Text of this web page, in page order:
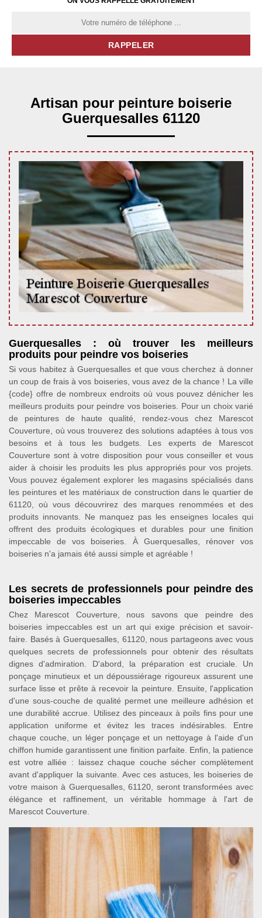
Artisan pour peinture boiserie
Guerquesalles 61120
Guerquesalles : où trouver les meilleurs
produits pour peindre vos boiseries
Si vous habitez à Guerquesalles et que vous cherchez à donner
un coup de frais à vos boiseries, vous avez de la chance ! La ville
{code} offre de nombreux endroits où vous pouvez dénicher les
meilleurs produits pour peindre vos boiseries. Pour un choix varié
de peintures de haute qualité, rendez-vous chez Marescot
Couverture, où vous trouverez des solutions adaptées à tous vos
besoins et à tous les budgets. Les experts de Marescot
Couverture sont à votre disposition pour vous conseiller et vous
aider à choisir les produits les plus appropriés pour vos projets.
Vous pouvez également explorer les magasins spécialisés dans
les peintures et les matériaux de construction dans le quartier de
61120, où vous découvrirez des marques renommées et des
produits innovants. Ne manquez pas les enseignes locales qui
offrent des produits écologiques et durables pour une finition
impeccable de vos boiseries. À Guerquesalles, rénover vos
boiseries n'a jamais été aussi simple et agréable !
Les secrets de professionnels pour peindre des
boiseries impeccables
Chez Marescot Couverture, nous savons que peindre des
boiseries impeccables est un art qui exige précision et savoir-
faire. Basés à Guerquesalles, 61120, nous partageons avec vous
quelques secrets de professionnels pour obtenir des résultats
dignes d'admiration. D'abord, la préparation est cruciale. Un
ponçage minutieux et un dépoussiérage rigoureux assurent une
surface lisse et prête à recevoir la peinture. Ensuite, l'application
d'une sous-couche de qualité permet une meilleure adhésion et
une durabilité accrue. Utilisez des pinceaux à poils fins pour une
application uniforme et évitez les traces indésirables. Entre
chaque couche, un léger ponçage et un nettoyage à l'aide d'un
chiffon humide garantissent une finition parfaite. Enfin, la patience
est votre alliée : laissez chaque couche sécher complètement
avant d'appliquer la suivante. Avec ces astuces, les boiseries de
votre maison à Guerquesalles, 61120, seront transformées avec
élégance et raffinement, un véritable hommage à l'art de
Marescot Couverture.